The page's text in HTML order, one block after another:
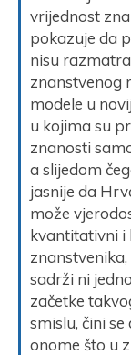
vrijednost
pokazuje da
nisu
znanstvenog
modele u
u kojima su
znanosti
a slijedom
jasnije da
može
kvantitativni i
sadrži ni
začetke
smislu, čini
onome što u